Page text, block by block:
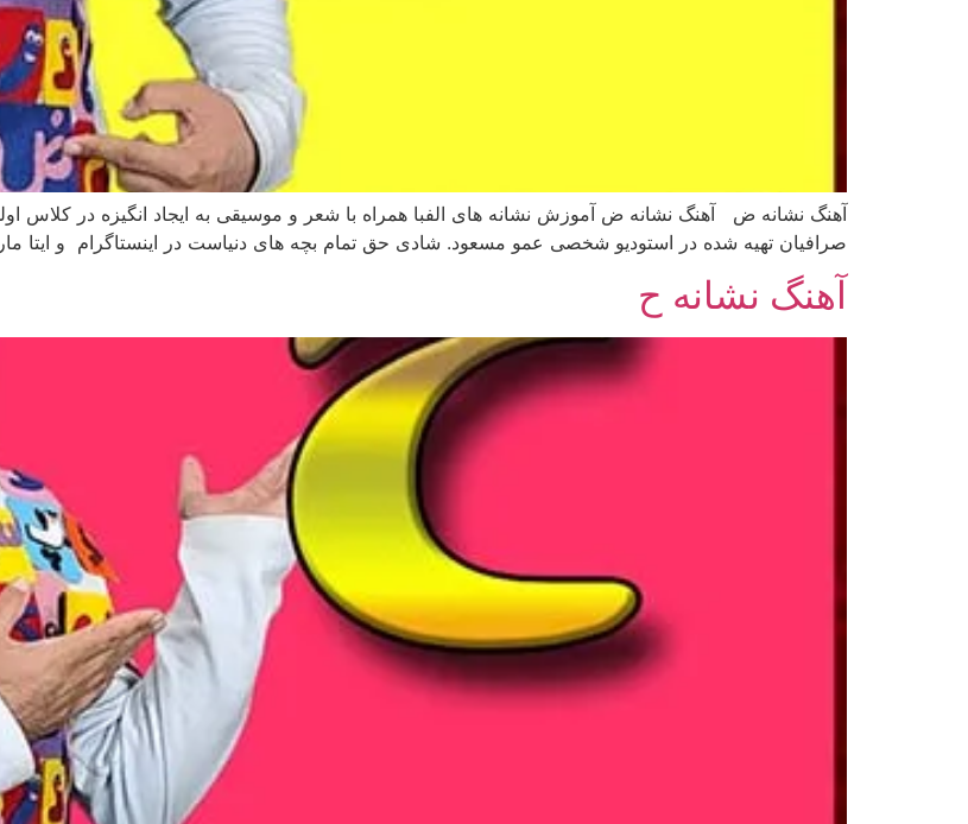
آهنگ نشانه ض آهنگ نشانه ض آموزش نشانه های الفبا همراه با شعر و موسیقی به ایجاد انگیزه در
صرافیان تهیه شده در استودیو شخصی عمو مسعود. شادی حق تمام بچه های دنیاست در اینستاگرام و ایتا
آهنگ نشانه ح